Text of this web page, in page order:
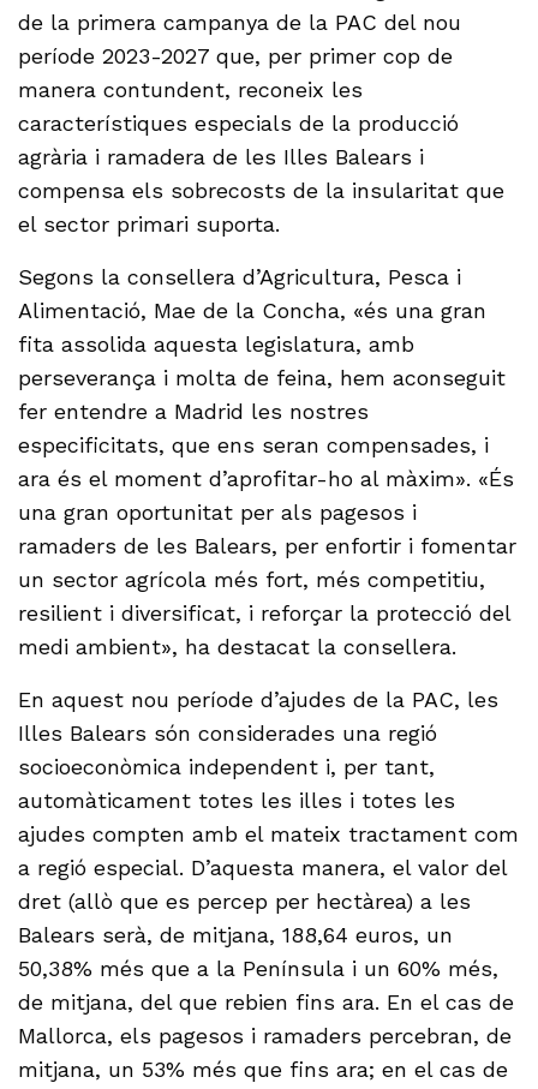
de la primera campanya de la PAC del nou
període 2023-2027 que, per primer cop de
manera contundent, reconeix les
característiques especials de la producció
agrària i ramadera de les Illes Balears i
compensa els sobrecosts de la insularitat que
el sector primari suporta.
Segons la consellera d’Agricultura, Pesca i
Alimentació, Mae de la Concha, «és una gran
fita assolida aquesta legislatura, amb
perseverança i molta de feina, hem aconseguit
fer entendre a Madrid les nostres
especificitats, que ens seran compensades, i
ara és el moment d’aprofitar-ho al màxim». «És
una gran oportunitat per als pagesos i
ramaders de les Balears, per enfortir i fomentar
un sector agrícola més fort, més competitiu,
resilient i diversificat, i reforçar la protecció del
medi ambient», ha destacat la consellera.
En aquest nou període d’ajudes de la PAC, les
Illes Balears són considerades una regió
socioeconòmica independent i, per tant,
automàticament totes les illes i totes les
ajudes compten amb el mateix tractament com
a regió especial. D’aquesta manera, el valor del
dret (allò que es percep per hectàrea) a les
Balears serà, de mitjana, 188,64 euros, un
50,38% més que a la Península i un 60% més,
de mitjana, del que rebien fins ara. En el cas de
Mallorca, els pagesos i ramaders percebran, de
mitjana, un 53% més que fins ara; en el cas de